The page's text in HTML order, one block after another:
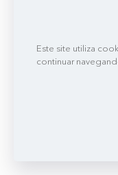
Este site utiliza
continuar